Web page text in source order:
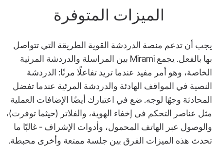
الميزات المتوفرة
يجب أن تدعم منصة الدردشة القوية الطريقة التي تتواصل
بها بالفعل. يجمع Mirami بين المراسلة والدردشة المرئية
الخاصة، وهو أمر مفيد عندما تريد تفاعلًا مرنًا: الدردشة
النصية في المواقف الهادئة والدردشة المرئية عندما تفضل
المحادثة وجهًا لوجه. ضع في اعتبارك أيضًا الإضافات العملية
مثل عناصر التحكم في إخفاء الهوية، والفلاتر (حيثما توفرت)،
والوصول عبر الهاتف المحمول، وأدوات الإشراف - غالبًا ما
تحدث هذه الميزات الفرق بين جلسة ممتعة وأخرى محبطة.